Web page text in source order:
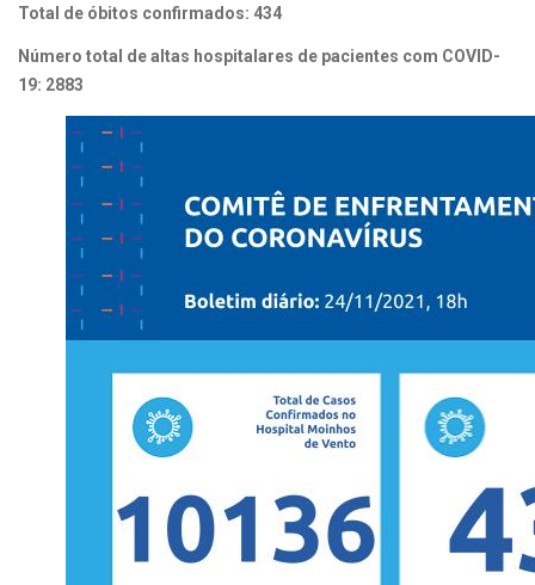
Total de óbitos confirmados: 434
Número total de altas hospitalares de pacientes com COVID-
19: 2883